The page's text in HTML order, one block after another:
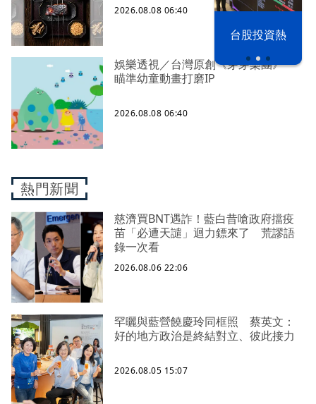
台股投資熱
2026.08.08 06:40
娛樂透視／台灣原創《芽芽樂團》
瞄準幼童動畫打磨IP
2026.08.08 06:40
熱門新聞
慈濟買BNT遇詐！藍白昔嗆政府擋疫
苗「必遭天譴」迴力鏢來了 荒謬語
錄一次看
2026.08.06 22:06
罕曬與藍營饒慶玲同框照 蔡英文：
好的地方政治是終結對立、彼此接力
2026.08.05 15:07